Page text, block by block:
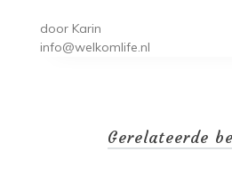
door Karin
info@welkomlife.nl
Gerelateerde